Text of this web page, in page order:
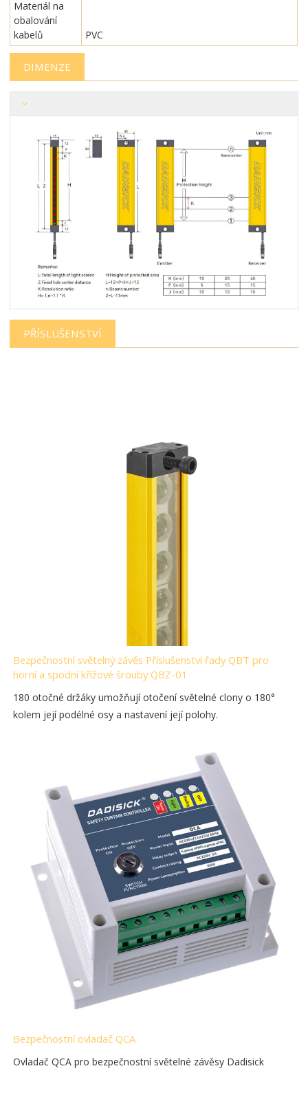
Materiál na
obalování
kabelů
PVC
DIMENZE
PŘÍSLUŠENSTVÍ
Bezpečnostní světelný závěs Příslušenství řady QBT pro
horní a spodní křížové šrouby QBZ-01
180 otočné držáky umožňují otočení světelné clony o 180°
kolem její podélné osy a nastavení její polohy.
Bezpečnostní ovladač QCA
Ovladač QCA pro bezpečnostní světelné závěsy Dadisick